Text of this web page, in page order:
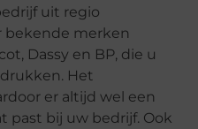
uit regio
bekende merken
Dassy en BP, die u
Het
er altijd wel een
past bij uw bedrijf. Ook